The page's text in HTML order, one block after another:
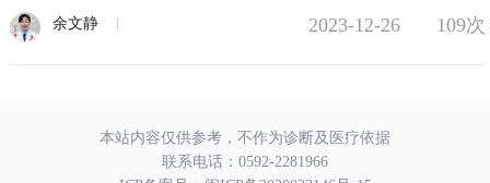
余文静 2023-12-26 109次
本站内容仅供参考，不作为诊断及医疗依据
联系电话： 0592-2281966